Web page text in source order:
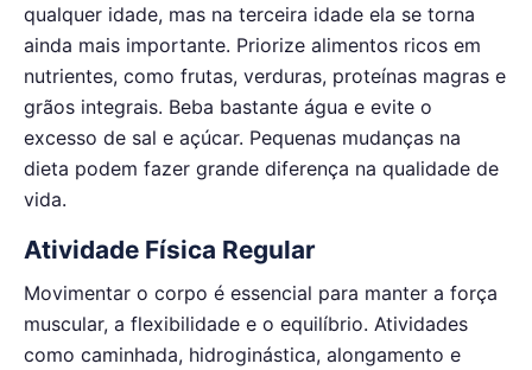
qualquer idade, mas na terceira idade ela se torna
ainda mais importante. Priorize alimentos ricos em
nutrientes, como frutas, verduras, proteínas magras e
grãos integrais. Beba bastante água e evite o
excesso de sal e açúcar. Pequenas mudanças na
dieta podem fazer grande diferença na qualidade de
vida.
Atividade Física Regular
Movimentar o corpo é essencial para manter a força
muscular, a flexibilidade e o equilíbrio. Atividades
como caminhada, hidroginástica, alongamento e